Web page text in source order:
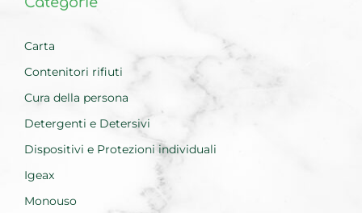
Carta
Contenitori rifiuti
Cura della persona
Detergenti e Detersivi
Dispositivi e Protezioni individuali
Igeax
Monouso